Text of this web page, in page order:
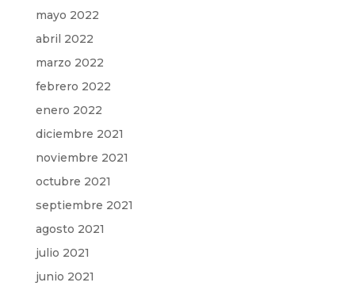
mayo 2022
abril 2022
marzo 2022
febrero 2022
enero 2022
diciembre 2021
noviembre 2021
octubre 2021
septiembre 2021
agosto 2021
julio 2021
junio 2021